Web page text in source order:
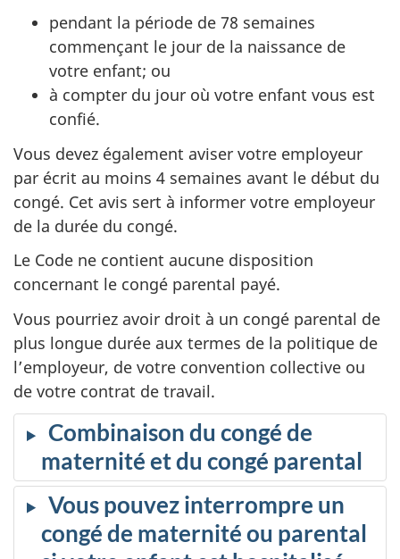
pendant la période de 78 semaines
commençant le jour de la naissance de
votre enfant; ou
à compter du jour où votre enfant vous est
confié.
Vous devez également aviser votre employeur
par écrit au moins 4 semaines avant le début du
congé. Cet avis sert à informer votre employeur
de la durée du congé.
Le Code ne contient aucune disposition
concernant le congé parental payé.
Vous pourriez avoir droit à un congé parental de
plus longue durée aux termes de la politique de
l’employeur, de votre convention collective ou
de votre contrat de travail.
Combinaison du congé de
maternité et du congé parental
Vous pouvez interrompre un
congé de maternité ou parental